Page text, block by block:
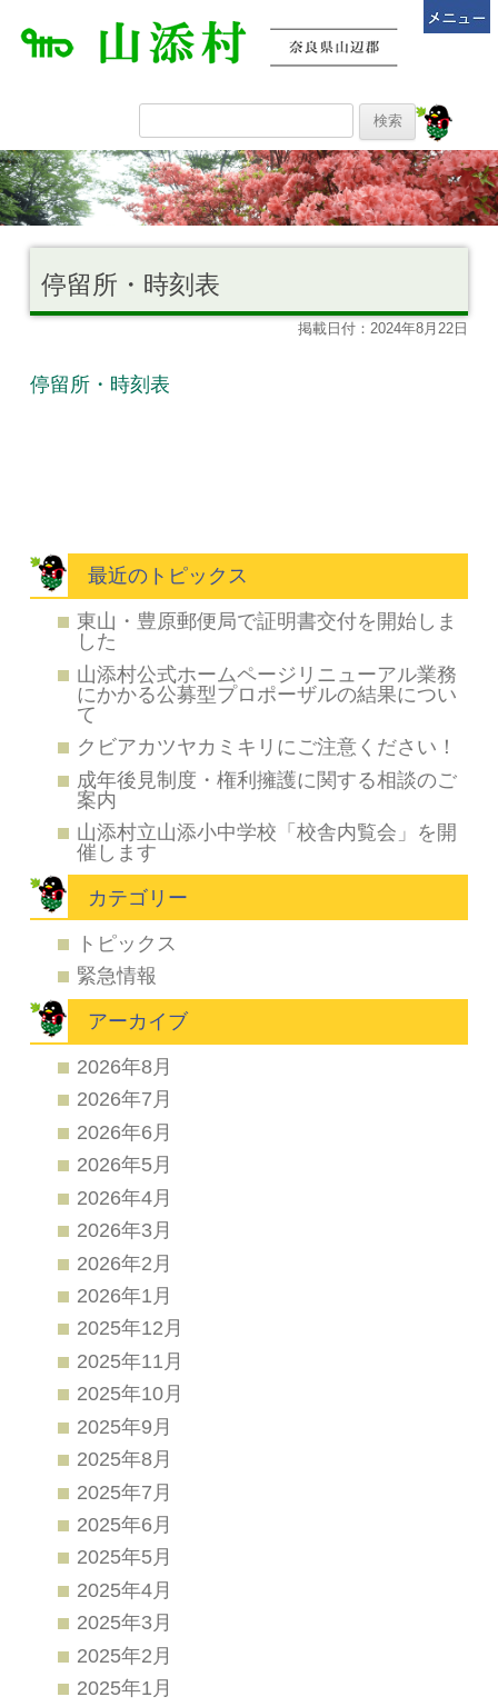
停留所・時刻表
掲載日付：2024年8月22日
停留所・時刻表
最近のトピックス
東山・豊原郵便局で証明書交付を開始しま
した
山添村公式ホームページリニューアル業務
にかかる公募型プロポーザルの結果につい
て
クビアカツヤカミキリにご注意ください！
成年後見制度・権利擁護に関する相談のご
案内
山添村立山添小中学校「校舎内覧会」を開
催します
カテゴリー
トピックス
緊急情報
アーカイブ
2026年8月
2026年7月
2026年6月
2026年5月
2026年4月
2026年3月
2026年2月
2026年1月
2025年12月
2025年11月
2025年10月
2025年9月
2025年8月
2025年7月
2025年6月
2025年5月
2025年4月
2025年3月
2025年2月
2025年1月